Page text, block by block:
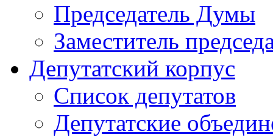
Председатель Думы
Заместитель
Депутатский корпус
Список депутатов
Депутатские